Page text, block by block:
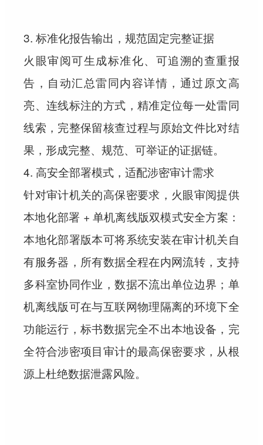
3. 标准化报告输出，规范固定完整证据
火眼审阅可生成标准化、可追溯的查重报
告，自动汇总雷同内容详情，通过原文高
亮、连线标注的方式，精准定位每一处雷同
线索，完整保留核查过程与原始文件比对结
果，形成完整、规范、可举证的证据链。
4. 高安全部署模式，适配涉密审计需求
针对审计机关的高保密要求，火眼审阅提供
本地化部署 + 单机离线版双模式安全方案：
本地化部署版本可将系统安装在审计机关自
有服务器，所有数据全程在内网流转，支持
多科室协同作业，数据不流出单位边界；单
机离线版可在与互联网物理隔离的环境下全
功能运行，标书数据完全不出本地设备，完
全符合涉密项目审计的最高保密要求，从根
源上杜绝数据泄露风险。